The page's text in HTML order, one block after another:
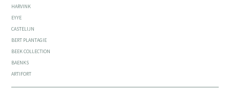
HARVINK
EYYE
CASTELIJN
BERT PLANTAGIE
BEEK COLLECTION
BAENKS
ARTIFORT